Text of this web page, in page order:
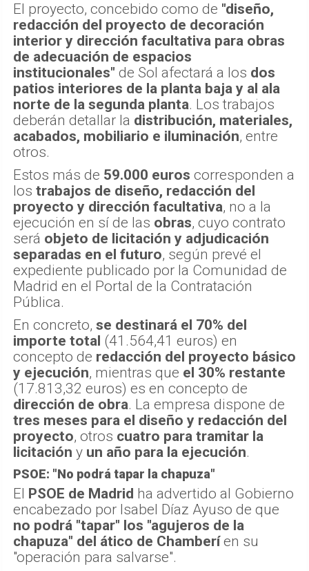
El proyecto, concebido como de "diseño,
redacción del proyecto de decoración
interior y dirección facultativa para obras
de adecuación de espacios
institucionales" de Sol afectará a los dos
patios interiores de la planta baja y al ala
norte de la segunda planta. Los trabajos
deberán detallar la distribución, materiales,
acabados, mobiliario e iluminación, entre
otros.
Estos más de 59.000 euros corresponden a
los trabajos de diseño, redacción del
proyecto y dirección facultativa, no a la
ejecución en sí de las obras, cuyo contrato
será objeto de licitación y adjudicación
separadas en el futuro, según prevé el
expediente publicado por la Comunidad de
Madrid en el Portal de la Contratación
Pública.
En concreto, se destinará el 70% del
importe total (41.564,41 euros) en
concepto de redacción del proyecto básico
y ejecución, mientras que el 30% restante
(17.813,32 euros) es en concepto de
dirección de obra. La empresa dispone de
tres meses para el diseño y redacción del
proyecto, otros cuatro para tramitar la
licitación y un año para la ejecución.
PSOE: "No podrá tapar la chapuza"
El PSOE de Madrid ha advertido al Gobierno
encabezado por Isabel Díaz Ayuso de que
no podrá "tapar" los "agujeros de la
chapuza" del ático de Chamberíen su
"operación para salvarse".